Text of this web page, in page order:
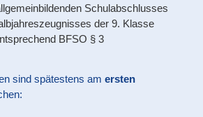
Schulabschlusses
der 9. Klasse
BFSO § 3
sind spätestens am ersten